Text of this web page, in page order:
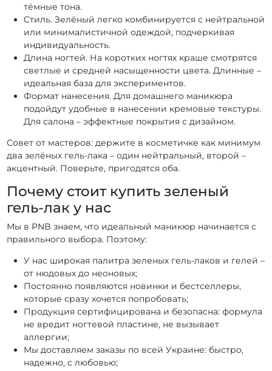
Гель-лаки PNB Hello Florida!
Гель-лаки PNB Happy birthday
Гель-лаки PNB Glow Gems
Гель-лаки PNB Glamour Cat
Гель-лаки PNB Fairy Tales
Гель-лаки PNB Fairy Night
Гель-лаки PNB Day by Day
Гель-лаки PNB Cool Girl
Гель-лаки PNB Colors of elegance
Гель-лаки PNB Christmas Melody
Гель-лаки PNB Butter Yellow
Гель-лаки PNB Big City Life
Гель-лаки PNB 50 Shades of Pink
Гель-лаки PNB 50 Shades of Blue
тёмные тона.
Стиль. Зелёный легко комбинируется с нейтральной
или минималистичной одеждой, подчеркивая
индивидуальность.
Длина ногтей. На коротких ногтях краше смотрятся
светлые и средней насыщенности цвета. Длинные –
идеальная база для экспериментов.
Формат нанесения. Для домашнего маникюра
подойдут удобные в нанесении кремовые текстуры.
Для салона – эффектные покрытия с дизайном.
Совет от мастеров: держите в косметичке как минимум
два зелёных гель-лака – один нейтральный, второй –
акцентный. Поверьте, пригодятся оба.
Почему стоит купить зеленый
гель-лак у нас
Мы в PNB знаем, что идеальный маникюр начинается с
правильного выбора. Поэтому:
У нас широкая палитра зеленых гель-лаков и гелей –
от нюдовых до неоновых;
Постоянно появляются новинки и бестселлеры,
которые сразу хочется попробовать;
Продукция сертифицирована и безопасна: формула
не вредит ногтевой пластине, не вызывает
аллергии;
Мы доставляем заказы по всей Украине: быстро,
надежно, с любовью;